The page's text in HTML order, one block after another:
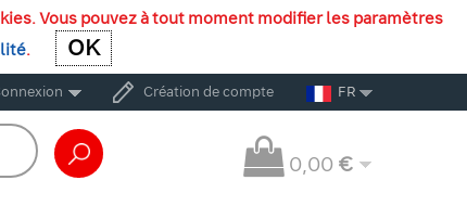
Vous pouvez à tout moment modifier les paramètres
. OKOK
Création de compte FR
0,00 €